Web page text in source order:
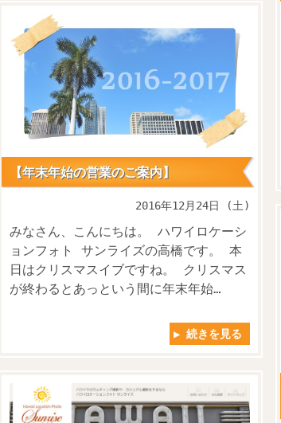
【年末年始の営業のご案内】
2016年12月24日 (土)
みなさん、こんにちは。 ハワイロケーシ
ョンフォト サンライズの高橋です。 本
日はクリスマスイブですね。 クリスマス
が終わるとあっという間に年末年始…
▶ 続きを見る